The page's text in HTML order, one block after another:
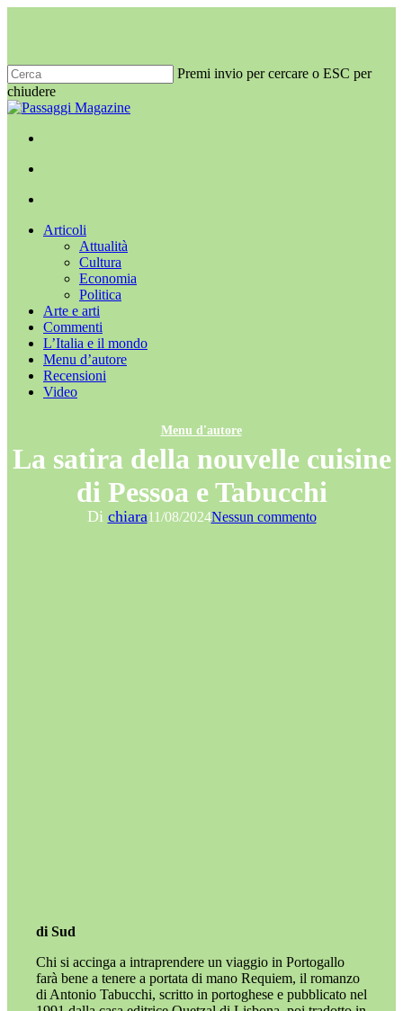
principale
Premi invio per cercare o ESC per
chiudere
Chiudi
Menu
cerca
Menu
Articoli
Attualità
Cultura
Economia
Politica
Arte e arti
Commenti
L’Italia e il mondo
Menu d’autore
Recensioni
Video
Menu d'autore
La satira della nouvelle cuisine
di Pessoa e Tabucchi
Di chiara11/08/2024Nessun commento
di Sud
Chi si accinga a intraprendere un viaggio in Portogallo
farà bene a tenere a portata di mano Requiem, il romanzo
di Antonio Tabucchi, scritto in portoghese e pubblicato nel